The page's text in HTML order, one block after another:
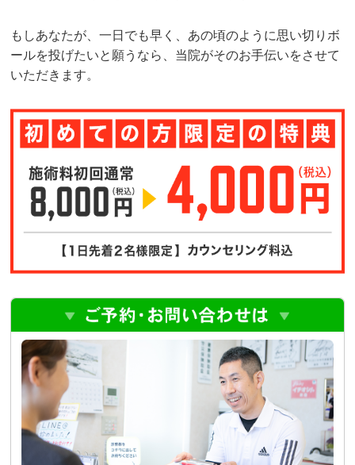
もしあなたが、一日でも早く、あの頃のように思い切りボ
ールを投げたいと願うなら、当院がそのお手伝いをさせて
いただきます。